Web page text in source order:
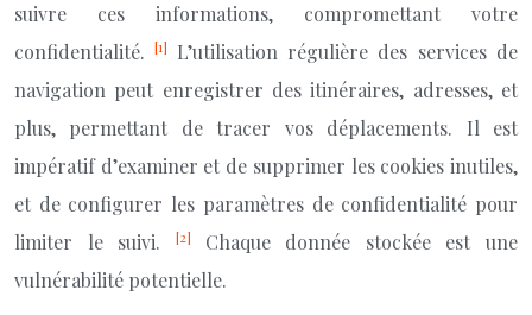
suivre ces informations, compromettant votre
confidentialité.[1] L’utilisation régulière des services de
navigation peut enregistrer des itinéraires, adresses, et
plus, permettant de tracer vos déplacements. Il est
impératif d’examiner et de supprimer les cookies inutiles,
et de configurer les paramètres de confidentialité pour
limiter le suivi.
[2] Chaque donnée stockée est une
vulnérabilité potentielle.